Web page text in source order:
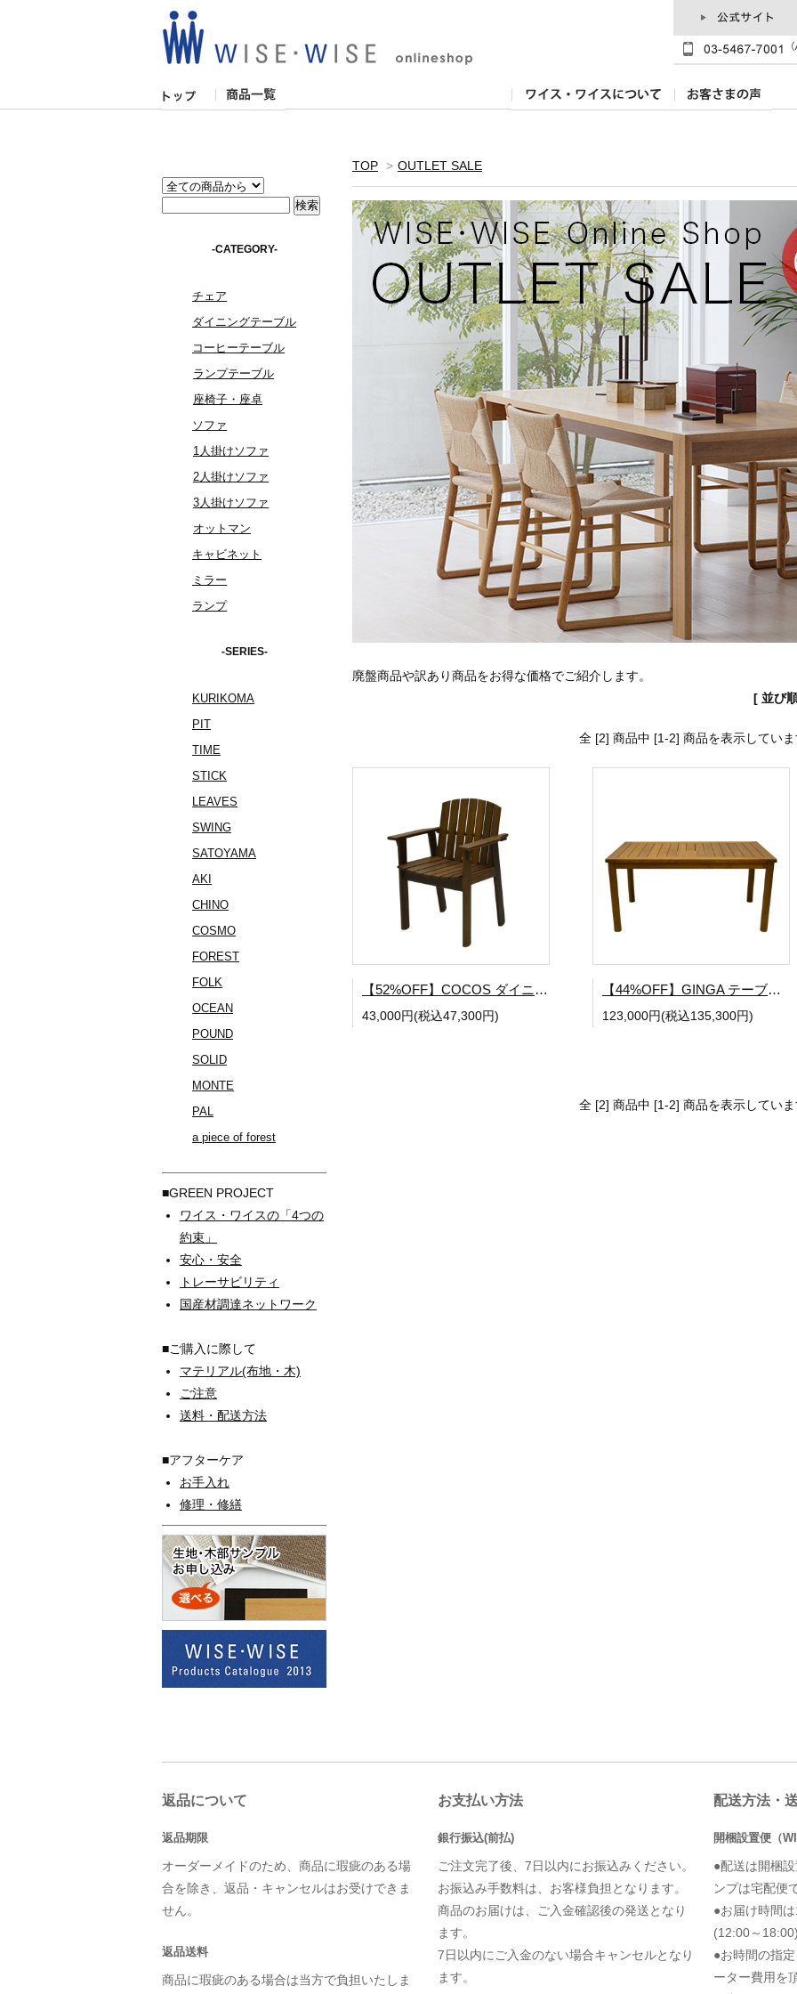
TOP > OUTLET SALE
廃盤商品や訳あり商品をお得な価格でご紹介します。
[ 並び
全 [2] 商品中 [1-2] 商品を表示していま
【52%OFF】COCOS ダイニングチェア【OUTLET SALE】
43,000円(税込47,300円)
【44%OFF】GINGA テーブル【OUTLET SALE】
123,000円(税込135,300円)
全 [2] 商品中 [1-2] 商品を表示していま
-CATEGORY-
チェア
ダイニングテーブル
コーヒーテーブル
ランプテーブル
座椅子・座卓
ソファ
1人掛けソファ
2人掛けソファ
3人掛けソファ
オットマン
キャビネット
ミラー
ランプ
-SERIES-
KURIKOMA
PIT
TIME
STICK
LEAVES
SWING
SATOYAMA
AKI
CHINO
COSMO
FOREST
FOLK
OCEAN
POUND
SOLID
MONTE
PAL
a piece of forest
■GREEN PROJECT
ワイス・ワイスの「4つの
約束」
安心・安全
トレーサビリティ
国産材調達ネットワーク
■ご購入に際して
マテリアル(布地・木)
ご注意
送料・配送方法
■アフターケア
お手入れ
修理・修繕
返品について
返品期限
オーダーメイドのため、商品に瑕疵のある場
合を除き、返品・キャンセルはお受けできま
せん。
返品送料
商品に瑕疵のある場合は当方で負担いたしま
お支払い方法
銀行振込(前払)
ご注文完了後、7日以内にお振込みください。
お振込み手数料は、お客様負担となります。
商品のお届けは、ご入金確認後の発送となり
ます。
7日以内にご入金のない場合キャンセルとなり
ます。
配送方法・
開梱設置便（
●配送は開梱
ンプは宅配便
●お届け時間
(12:00～
●お時間の指
ーター費用を